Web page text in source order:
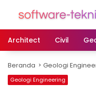
Architect
Civil
Beranda Geologi
Geologi Engineering